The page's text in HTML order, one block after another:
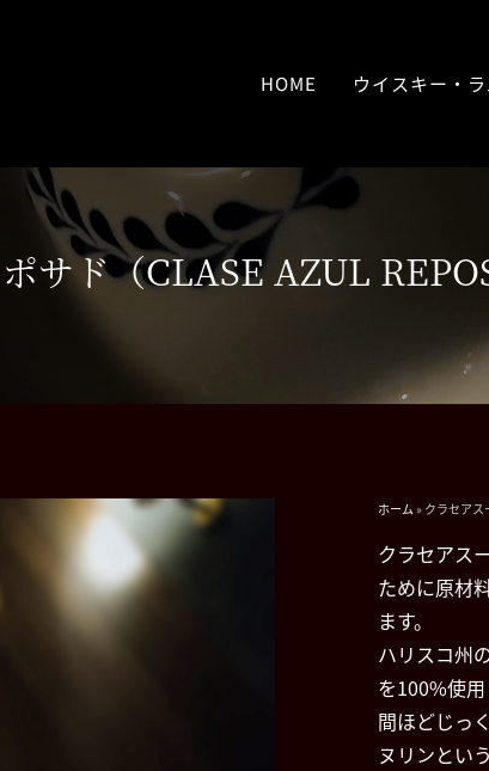
HOME ウイスキー・
サド（CLASE AZUL
ホーム » クラセアス
クラセアス
ために原材
ます。
ハリスコ州
を100%使
間ほどじっ
ヌリンとい